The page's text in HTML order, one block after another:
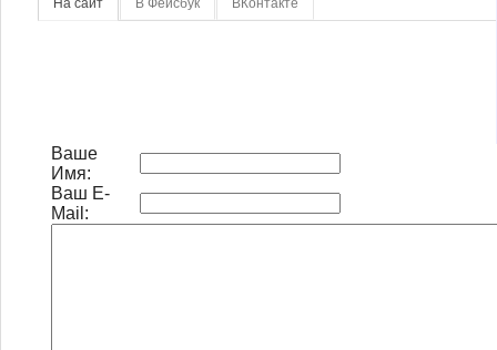
На сайт В Фейсбук ВКонтакте
Ваше
Имя:
Ваш E-
Mail: